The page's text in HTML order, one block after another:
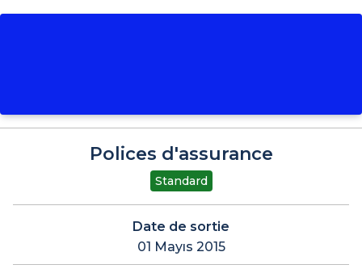
Polices d'assurance
Standard
Date de sortie
01 Mayıs 2015